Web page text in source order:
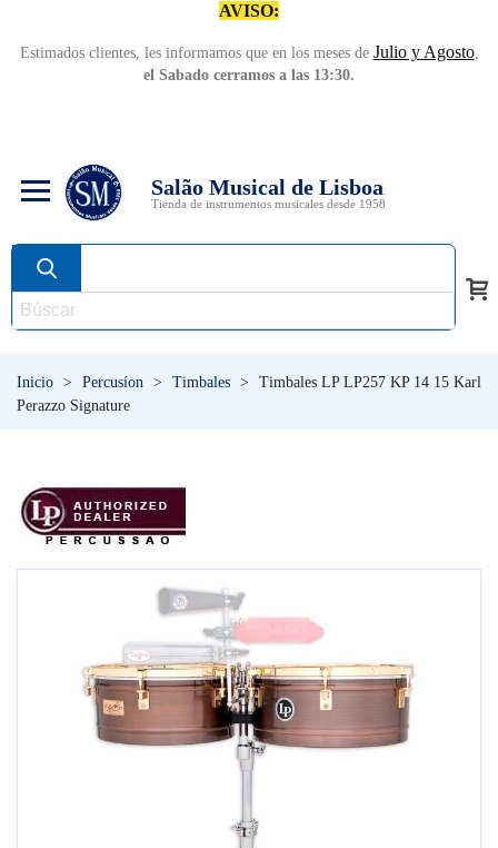
AVISO:
Estimados clientes, les informamos que en los meses de Julio y Agosto,
el Sabado cerramos a las 13:30.
Salão Musical de Lisboa
Tienda de instrumentos musicales desde 1958
Inicio > Percusíon > Timbales >
Timbales LP LP257 KP 14 15 Karl
Perazzo Signature